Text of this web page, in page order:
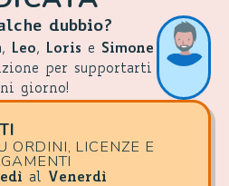
dubbio?
, Leo, Loris e Simone
per supportarti
giorno!
ORDINI, LICENZE E
al
Venerdì